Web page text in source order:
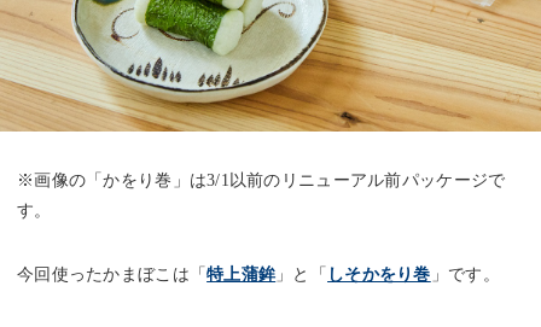
※画像の「かをり巻」は3/1以前のリニューアル前パッケージで
す。
今回使ったかまぼこは「特上蒲鉾 」と「 しそかをり巻 」です。